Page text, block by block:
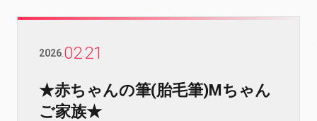
2026 0221
★赤ちゃんの筆(胎毛筆)Мちゃん
ご家族★